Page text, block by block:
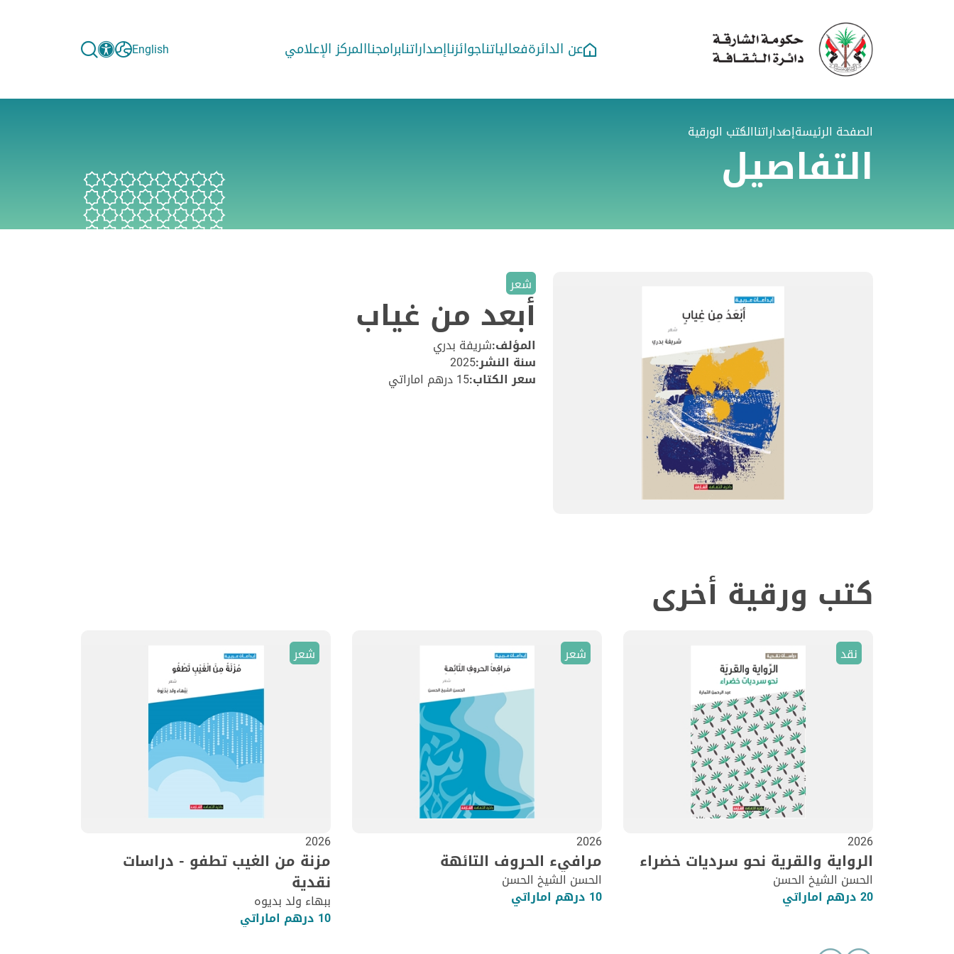
عن الدائرةفعالياتناجوائزناإصداراتنابرامجناالمركز الإعلامي English
الصفحة الرئيسةإصداراتناالكتب الورقية
التفاصيل
شعر
أبعد من غياب
المؤلف:شريفة بدري
سنة النشر:2025
سعر الكتاب:15 درهم اماراتي
كتب ورقية أخرى
نقد
2026
الرواية والقرية نحو سرديات خضراء
الحسن الشيخ الحسن
20 درهم اماراتي
شعر
2026
مرافيء الحروف التائهة
الحسن الشيخ الحسن
10 درهم اماراتي
شعر
2026
مزنة من الغيب تطفو - دراسات
نقدية
ببهاء ولد بديوه
10 درهم اماراتي